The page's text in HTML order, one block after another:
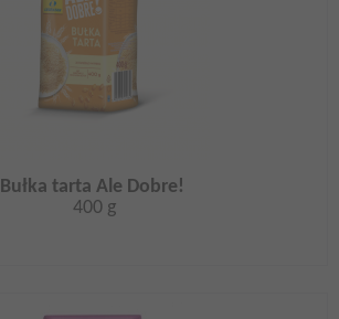
Bułka tarta Ale Dobre!
400 g